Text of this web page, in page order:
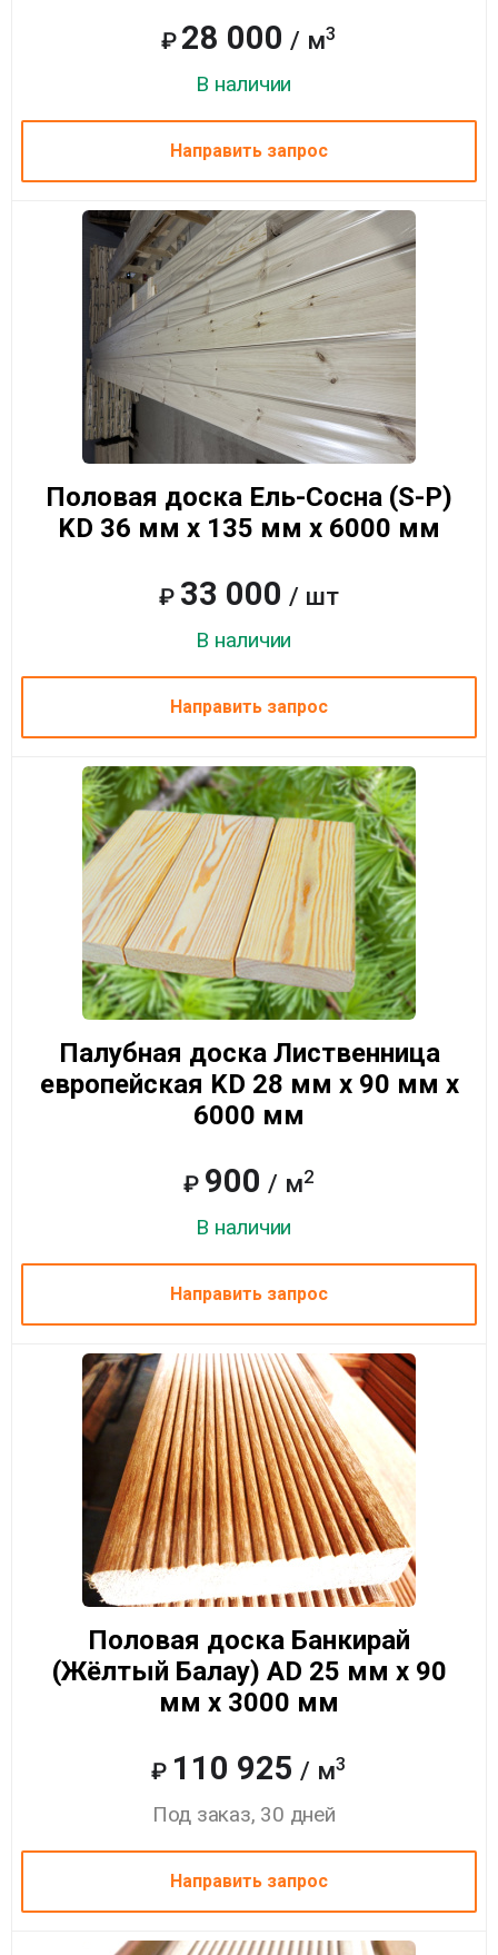
₽ 28 000 / м3
В наличии
Направить запрос
Половая доска Ель-Сосна (S-P)
KD 36 мм x 135 мм x 6000 мм
₽ 33 000 / шт
В наличии
Направить запрос
Палубная доска Лиственница
европейская KD 28 мм x 90 мм x
6000 мм
₽ 900 / м2
В наличии
Направить запрос
Половая доска Банкирай
(Жёлтый Балау) AD 25 мм x 90
мм x 3000 мм
₽ 110 925 / м3
Под заказ, 30 дней
Направить запрос